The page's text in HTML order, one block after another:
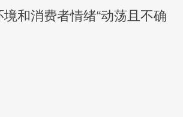
和消费者情绪“动荡且不确